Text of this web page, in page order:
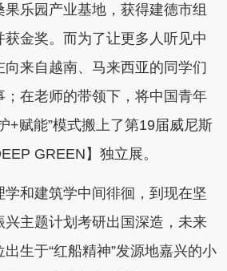
果乐园产业基地，获得建德市组
金奖。而为了让更多人听见中
向来自越南、马来西亚的同学们
在老师的带领下，将中国青年
+赋能”模式搬上了第19届威尼斯
GREEN】独立展。
学和建筑学中间徘徊，到现在坚
兴主题计划考研出国深造，未来
生于“红船精神”发源地嘉兴的小